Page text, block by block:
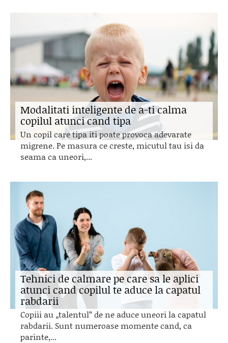
Modalitati inteligente de a-ti calma
copilul atunci cand tipa
Un copil care tipa iti poate provoca adevarate
migrene. Pe masura ce creste, micutul tau isi da
seama ca uneori,...
Tehnici de calmare pe care sa le aplici
atunci cand copilul te aduce la capatul
rabdarii
Copiii au „talentul” de ne aduce uneori la capatul
rabdarii. Sunt numeroase momente cand, ca
parinte,...